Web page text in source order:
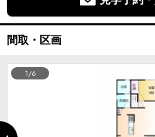
間取・区画
1/6